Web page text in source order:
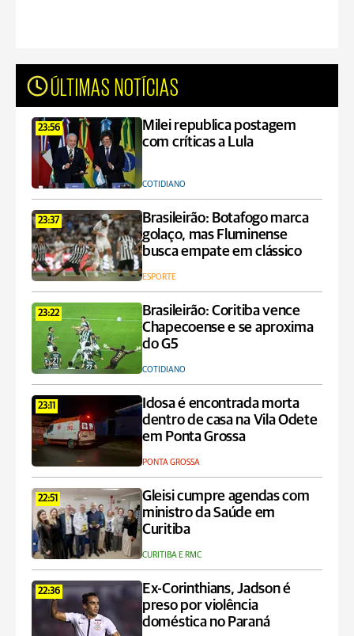
ÚLTIMAS NOTÍCIAS
23:56
Milei republica postagem
com críticas a Lula
COTIDIANO
23:37
Brasileirão: Botafogo marca
golaço, mas Fluminense
busca empate em clássico
ESPORTE
23:22
Brasileirão: Coritiba vence
Chapecoense e se aproxima
do G5
COTIDIANO
23:11
Idosa é encontrada morta
dentro de casa na Vila Odete
em Ponta Grossa
PONTA GROSSA
22:51
Gleisi cumpre agendas com
ministro da Saúde em
Curitiba
CURITIBA E RMC
22:36
Ex-Corinthians, Jadson é
preso por violência
doméstica no Paraná